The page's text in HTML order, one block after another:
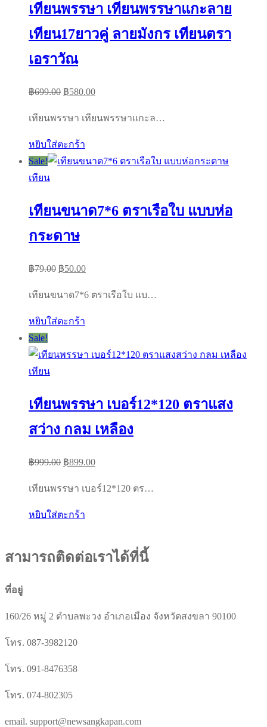
เทียนพรรษา เทียนพรรษาแกะลาย
เทียน17ยาวคู่ ลายมังกร เทียนตรา
เอราวัณ
฿699.00 Original
was:
฿699.00.
฿580.00Current
is:
เทียนพรรษา เทียนพรรษาแกะล…
หยิบใส่ตะกร้า
Sale!
เทียน
เทียนขนาด7*6 ตราเรือใบ แบบห่อ
กระดาษ
฿79.00 Original
was:
฿79.00.
฿50.00Current
is:
เทียนขนาด7*6 ตราเรือใบ แบ…
หยิบใส่ตะกร้า
Sale!
เทียน
เทียนพรรษา เบอร์12*120 ตราแสง
สว่าง กลม เหลือง
฿999.00 Original
was:
฿999.00.
฿899.00Current
is:
เทียนพรรษา เบอร์12*120 ตร…
หยิบใส่ตะกร้า
สามารถติดต่อเราได้ที่นี้
ที่อยู่
160/26 หมู่ 2 ตำบลพะวง อำเภอเมือง จังหวัดสงขลา 90100
โทร. 087-3982120
โทร. 091-8476358
โทร. 074-802305
email. support@newsangkapan.com